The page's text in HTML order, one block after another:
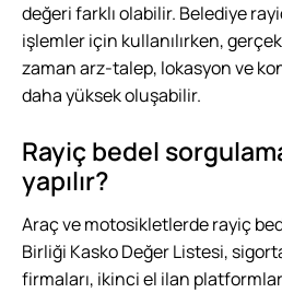
değeri farklı olabilir. Belediye
işlemler için kullanılırken,
zaman arz-talep, lokasyon ve
daha yüksek oluşabilir.
Rayiç bedel
yapılır?
Araç ve motosikletlerde rayiç
Birliği Kasko Değer Listesi,
firmaları, ikinci el ilan